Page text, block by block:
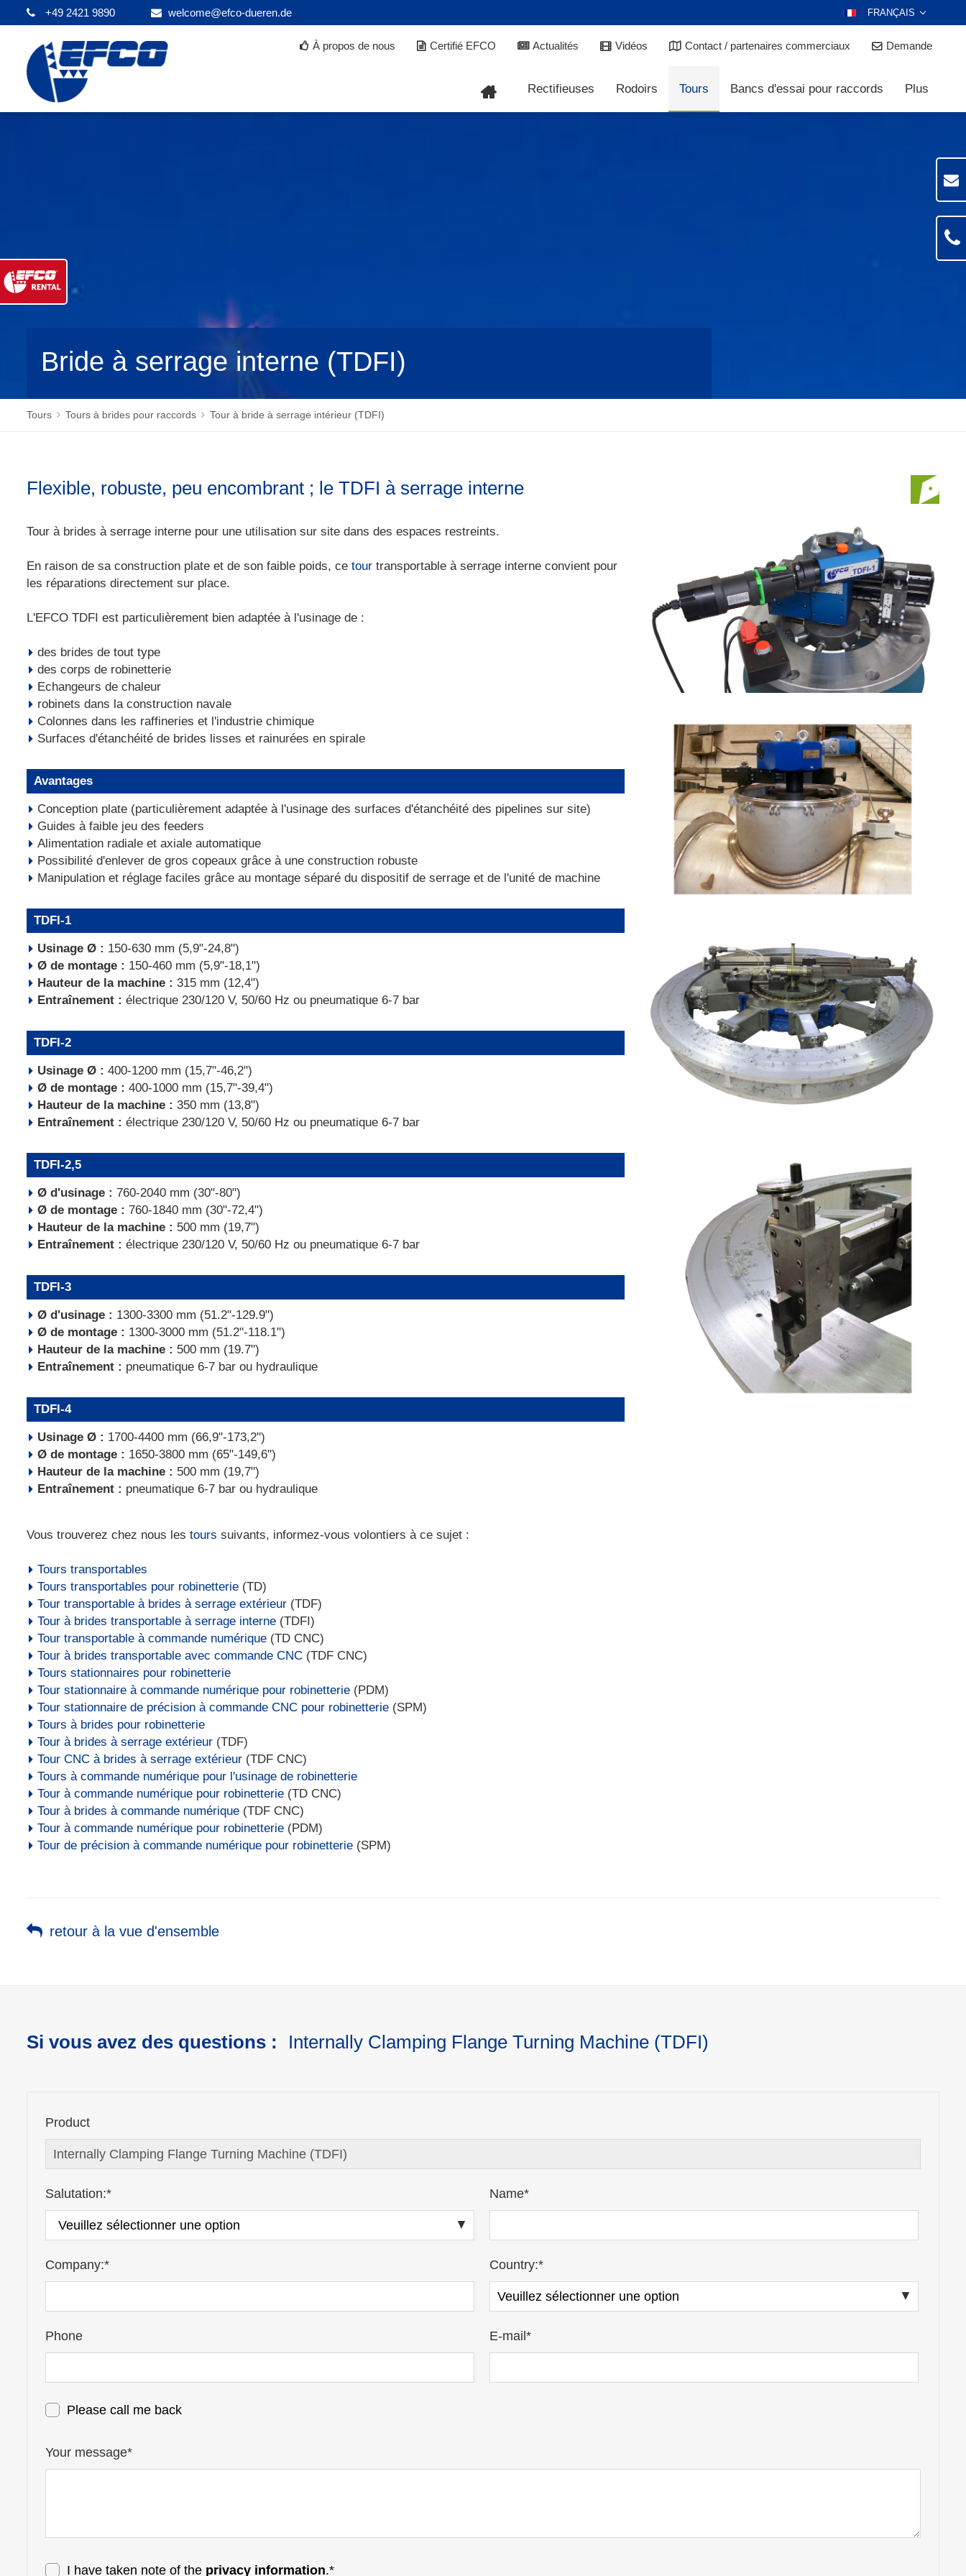
+49 2421 9890 welcome@efco-dueren.de FRANÇAIS
À propos de nous Certifié EFCO Actualités Vidéos Contact / partenaires commerciaux Demande
Rectifieuses Rodoirs Tours Bancs d'essai pour raccords Plus
Bride à serrage interne (TDFI)
Tours Tours à brides pour raccords Tour à bride à serrage intérieur (TDFI)
Flexible, robuste, peu encombrant ; le TDFI à serrage interne
Tour à brides à serrage interne pour une utilisation sur site dans des espaces restreints.
En raison de sa construction plate et de son faible poids, ce tour transportable à serrage interne convient pour
les réparations directement sur place.
L'EFCO TDFI est particulièrement bien adaptée à l'usinage de :
des brides de tout type
des corps de robinetterie
Echangeurs de chaleur
robinets dans la construction navale
Colonnes dans les raffineries et l'industrie chimique
Surfaces d'étanchéité de brides lisses et rainurées en spirale
Avantages
Conception plate (particulièrement adaptée à l'usinage des surfaces d'étanchéité des pipelines sur site)
Guides à faible jeu des feeders
Alimentation radiale et axiale automatique
Possibilité d'enlever de gros copeaux grâce à une construction robuste
Manipulation et réglage faciles grâce au montage séparé du dispositif de serrage et de l'unité de machine
TDFI-1
Usinage Ø : 150-630 mm (5,9"-24,8")
Ø de montage : 150-460 mm (5,9"-18,1")
Hauteur de la machine : 315 mm (12,4")
Entraînement : électrique 230/120 V, 50/60 Hz ou pneumatique 6-7 bar
TDFI-2
Usinage Ø : 400-1200 mm (15,7"-46,2")
Ø de montage : 400-1000 mm (15,7"-39,4")
Hauteur de la machine : 350 mm (13,8")
Entraînement : électrique 230/120 V, 50/60 Hz ou pneumatique 6-7 bar
TDFI-2,5
Ø d'usinage : 760-2040 mm (30"-80")
Ø de montage : 760-1840 mm (30"-72,4")
Hauteur de la machine : 500 mm (19,7")
Entraînement : électrique 230/120 V, 50/60 Hz ou pneumatique 6-7 bar
TDFI-3
Ø d'usinage : 1300-3300 mm (51.2"-129.9")
Ø de montage : 1300-3000 mm (51.2"-118.1")
Hauteur de la machine : 500 mm (19.7")
Entraînement : pneumatique 6-7 bar ou hydraulique
TDFI-4
Usinage Ø : 1700-4400 mm (66,9"-173,2")
Ø de montage : 1650-3800 mm (65"-149,6")
Hauteur de la machine : 500 mm (19,7")
Entraînement : pneumatique 6-7 bar ou hydraulique
Vous trouverez chez nous les tours suivants, informez-vous volontiers à ce sujet :
Tours transportables
Tours transportables pour robinetterie (TD)
Tour transportable à brides à serrage extérieur (TDF)
Tour à brides transportable à serrage interne (TDFI)
Tour transportable à commande numérique (TD CNC)
Tour à brides transportable avec commande CNC (TDF CNC)
Tours stationnaires pour robinetterie
Tour stationnaire à commande numérique pour robinetterie (PDM)
Tour stationnaire de précision à commande CNC pour robinetterie (SPM)
Tours à brides pour robinetterie
Tour à brides à serrage extérieur (TDF)
Tour CNC à brides à serrage extérieur (TDF CNC)
Tours à commande numérique pour l'usinage de robinetterie
Tour à commande numérique pour robinetterie (TD CNC)
Tour à brides à commande numérique (TDF CNC)
Tour à commande numérique pour robinetterie (PDM)
Tour de précision à commande numérique pour robinetterie (SPM)
retour à la vue d'ensemble
Si vous avez des questions : Internally Clamping Flange Turning Machine (TDFI)
Product
Salutation:* Name*
Company:* Country:*
Phone E-mail*
Please call me back
Your message*
I have taken note of the privacy information.*